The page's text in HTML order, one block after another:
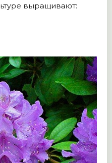
выращивают: